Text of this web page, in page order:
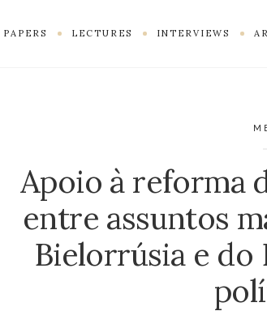
PAPERS LECTURES INTERVIEWS
Apoio à reforma
entre assuntos
Bielorrúsia e do